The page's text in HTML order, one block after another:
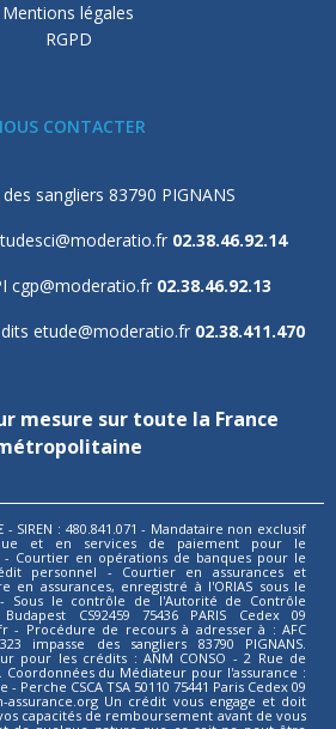
Mentions légales
RGPD
CONTACTER
sangliers 83790 PIGNANS
02.38.46.92.14
cgp@moderatio.fr 02.38.46.92.13
etude@moderatio.fr 02.38.411.470
mesure sur toute la France
- SIREN : 480.841.071 - Mandataire non exclusif
et en services de paiement pour le
Courtier en opérations de banques pour le
personnel - Courtier en assurances et
en assurances, enregistré à l'ORIAS sous le
- Sous le contrôle de l'Autorité de Contrôle
CS92459 75436 PARIS Cedex 09
- Procédure de recours à adresser à : AFC
impasse des sangliers 83790 PIGNANS.
pour les crédits : ANM CONSO - 2 Rue de
Coordonnées du Médiateur pour l'assurance :
Perche CSCA TSA 50110 75441 Paris Cedex 09
assurance.org Un crédit vous engage et doit
capacités de remboursement avant de vous